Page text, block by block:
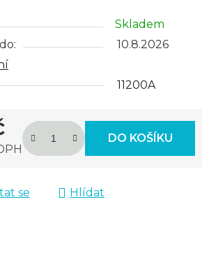
Skladem
10.8.2026
11200A
DO KOŠÍKU
se
Hlídat